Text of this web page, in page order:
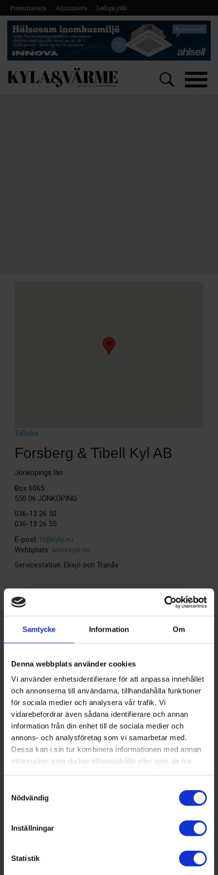
Samtycke Information Om
Denna webbplats använder cookies
Vi använder enhetsidentifierare för att anpassa innehållet
och annonserna till användarna, tillhandahålla funktioner
för sociala medier och analysera vår trafik. Vi
vidarebefordrar även sådana identifierare och annan
information från din enhet till de sociala medier och
annons- och analysföretag som vi samarbetar med.
Dessa kan i sin tur kombinera informationen med annan
information som du har tillhandahållit eller som de har
Nödvändig
Inställningar
Statistik
Prenumerera Annonsera Lediga jobb
Tillbaka
Forsberg & Tibell Kyl AB
Jönköpings län
Box 6065
550 06 JÖNKÖPING
036-13 26 50
036-13 26 55
E-post: ft@kyla.nu
Webbplats: www.kyla.nu
Servicestation: Eksjö och Tranås
SENASTE NUMRET
REDAKTIONEN
Nummer 4/2026
Här kan du bland annat läsa om:
Skol-SM avgjordes i Malmö
Energipålar i demonstrationsprojekt
PRENUMERERA PÅ VÅR TIDNING
Klicka här för att läsa mer om tidningen och prenumeration
LEDIGA JOBB